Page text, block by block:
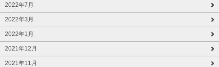
2022年7月
2022年3月
2022年1月
2021年12月
2021年11月